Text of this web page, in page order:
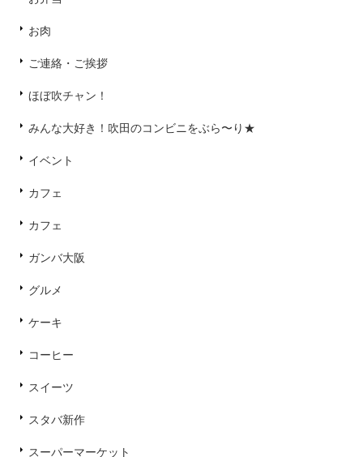
お肉
ご連絡・ご挨拶
ほぼ吹チャン！
みんな大好き！吹田のコンビニをぶら〜り★
イベント
カフェ
カフェ
ガンバ大阪
グルメ
ケーキ
コーヒー
スイーツ
スタバ新作
スーパーマーケット